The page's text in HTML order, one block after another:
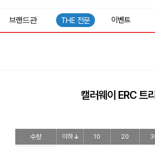
브랜드관 THE 전문 이벤트
캘러웨이 ERC 트
수량 이하 10 20